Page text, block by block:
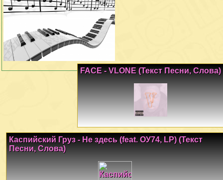
FACE - VLONE (Текст Песни, Слова)
Каспийский Груз - Не здесь (feat. ОУ74, LP) (Текст
Песни, Слова)